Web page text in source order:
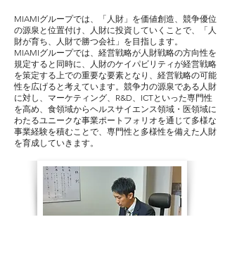
MIAMIグループでは、「人財」を価値創造、競争優位
の源泉と位置付け、人財に投資していくことで、「人
財が育ち、人財で勝つ会社」を目指します。
MIAMIグループでは、経営戦略が人財戦略の方向性を
規定すると同時に、人財のケイパビリティが経営戦略
を策定する上での重要な要素となり、経営戦略の可能
性を広げると考えています。競争力の源泉である人財
に対し、マーケティング、R&D、ICTといった専門性
を高め、食領域からヘルスサイエンス領域・医領域に
わたるユニークな事業ポートフォリオを通じて多様な
事業経験を積むことで、専門性と多様性を備えた人財
を育成していきます。